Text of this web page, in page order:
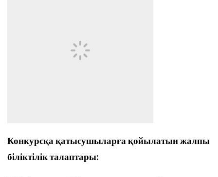
Конкурсқа қатысушыларға қойылатын жалпы
біліктілік талаптары: